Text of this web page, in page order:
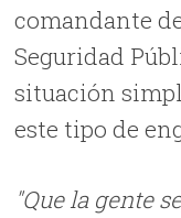
comandante
Seguridad
situación
este tipo de
"Que la gente